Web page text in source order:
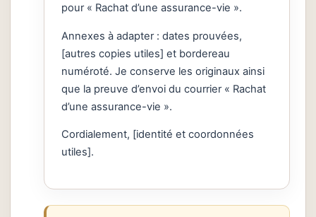
pour « Rachat d’une assurance-vie ».
Annexes à adapter : dates prouvées,
[autres copies utiles] et bordereau
numéroté. Je conserve les originaux ainsi
que la preuve d’envoi du courrier « Rachat
d’une assurance-vie ».
Cordialement, [identité et coordonnées
utiles].